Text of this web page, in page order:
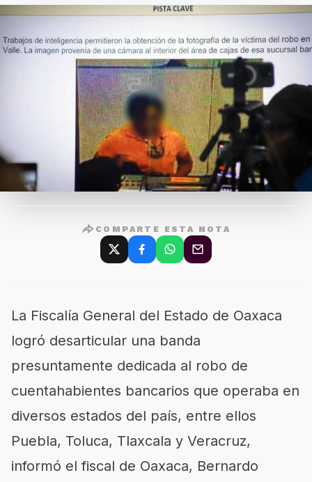
COMPARTE ESTA NOTA
La Fiscalía General del Estado de Oaxaca
logró desarticular una banda
presuntamente dedicada al robo de
cuentahabientes bancarios que operaba en
diversos estados del país, entre ellos
Puebla, Toluca, Tlaxcala y Veracruz,
informó el fiscal de Oaxaca, Bernardo